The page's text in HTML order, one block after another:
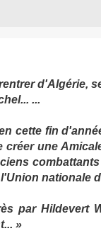
d'Algérie,
...
cette fin
créer une
nationale
par Hildevert
»